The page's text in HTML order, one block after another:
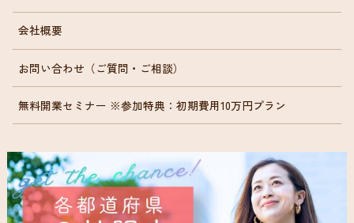
会社概要
お問い合わせ（ご質問・ご相談）
無料開業セミナー ※参加特典：初期費用10万円プラン